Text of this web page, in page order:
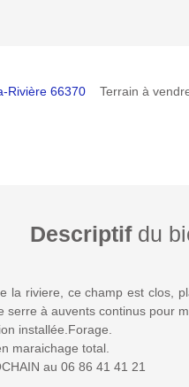
Rivière 66370 Terrain à
Descriptifdu
la riviere, ce champ est clos,
serre à auvents continus pour
installée.Forage.
maraichage total.
au 06 86 41 41 21